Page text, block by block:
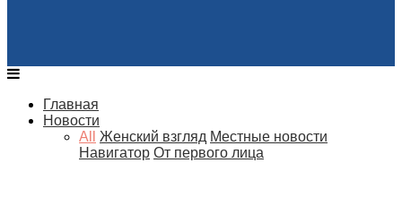
Главная
Новости
All
Женский взгляд Местные новости
Навигатор От первого лица